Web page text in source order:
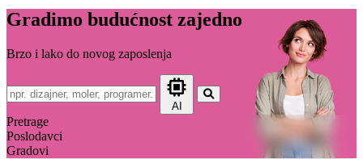
Gradimo budućnost zajedno
Brzo i lako do novog zaposlenja
AI
Pretrage
Poslodavci
Gradovi